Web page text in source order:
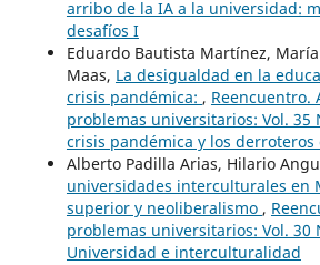
arribo de la IA a la universidad:
desafíos I
Eduardo Bautista Martínez,
Maas, La desigualdad en la
crisis pandémica: , Reencuentro.
problemas universitarios: Vol. 35
crisis pandémica y los
Alberto Padilla Arias, Hilario
universidades interculturales en
superior y neoliberalismo ,
problemas universitarios: Vol. 30
Universidad e interculturalidad